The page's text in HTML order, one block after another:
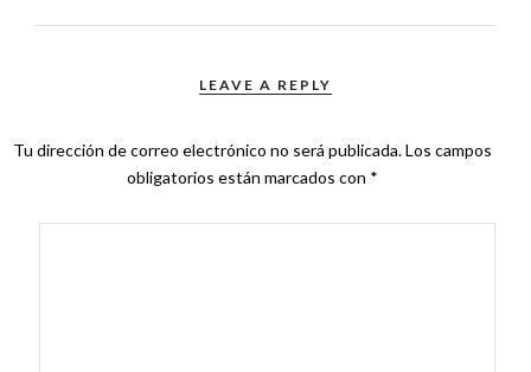
LEAVE A REPLY
Tu dirección de correo electrónico no será publicada.Los campos
obligatorios están marcados con *